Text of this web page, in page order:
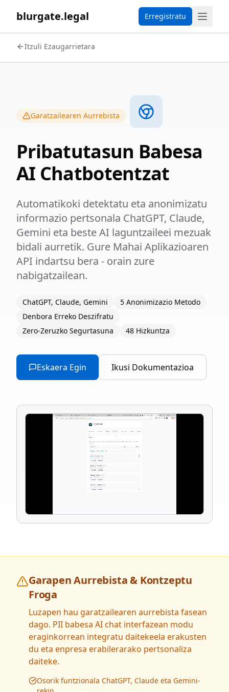
blurgate.legal Erregistratu
Itzuli Ezaugarrietara
Garatzailearen Aurrebista
Pribatutasun Babesa
AI Chatbotentzat
Automatikoki detektatu eta anonimizatu
informazio pertsonala ChatGPT, Claude,
Gemini eta beste AI laguntzaileei mezuak
bidali aurretik. Gure Mahai Aplikazioaren
API indartsu bera - orain zure
nabigatzailean.
ChatGPT, Claude, Gemini
5 Anonimizazio Metodo
Denbora Erreko Deszifratu
Zero-Zeruzko Segurtasuna
48 Hizkuntza
Eskaera Egin Ikusi Dokumentazioa
Garapen Aurrebista & Kontzeptu
Froga
Luzapen hau garatzailearen aurrebista fasean
dago. PII babesa AI chat interfazean modu
eraginkorrean integratu daitekeela erakusten
du eta enpresa erabilerarako pertsonaliza
daiteke.
Osorik funtzionala ChatGPT, Claude eta Gemini-